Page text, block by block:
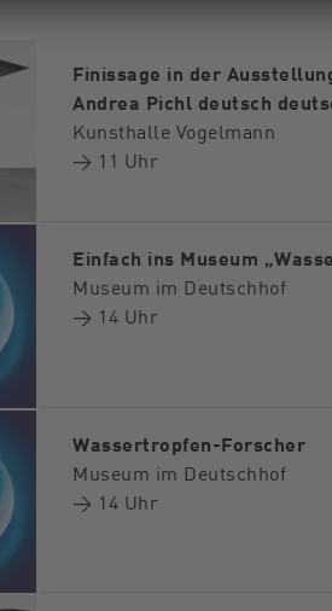
Finissage in der
Andrea Pichl deutsch
Kunsthalle Vogelmann
→ 11 Uhr
Einfach ins Museum
Museum im Deutschhof
→ 14 Uhr
Wassertropfen-Forscher
Museum im Deutschhof
→ 14 Uhr